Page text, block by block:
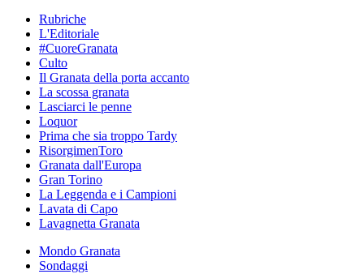
Rubriche
L'Editoriale
#CuoreGranata
Culto
Il Granata della porta accanto
La scossa granata
Lasciarci le penne
Loquor
Prima che sia troppo Tardy
RisorgimenToro
Granata dall'Europa
Gran Torino
La Leggenda e i Campioni
Lavata di Capo
Lavagnetta Granata
Mondo Granata
Sondaggi